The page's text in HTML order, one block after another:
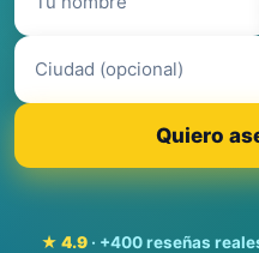
Quiero
★ 4.9· +400 reseñas